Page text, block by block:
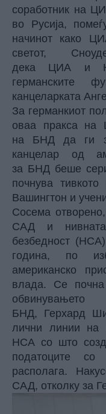
соработник на
во Русија,
начинот како
светот,
дека ЦИА и
германските
канцеларката
За германкиот
оваа пракса на
на БНД да ги
канцелар од
за БНД беше
почнува
Вашингтон и
Сосема
САД и нивната
безбедност
година, по
американско
влада. Се
БНД, Герхард
лични линии на
НСА со што
податоците
располага.
САД, отколку за